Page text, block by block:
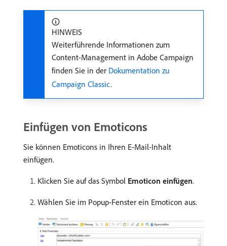
HINWEIS
Weiterführende Informationen zum
Content-Management in Adobe Campaign
finden Sie in der Dokumentation zu
Campaign Classic.
Einfügen von Emoticons
Sie können Emoticons in Ihren E-Mail-Inhalt
einfügen.
Klicken Sie auf das Symbol Emoticon einfügen.
Wählen Sie im Popup-Fenster ein Emoticon aus.